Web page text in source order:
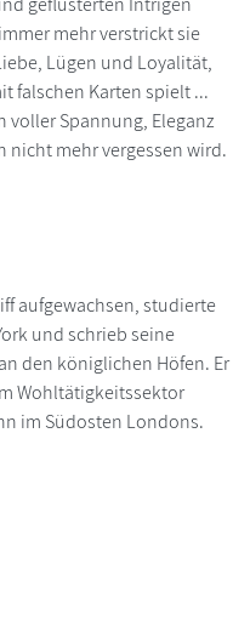
mehr verstrickt sie
Lügen und Loyalität,
falschen Karten spielt ...
voller Spannung, Eleganz
nicht mehr vergessen wird.
aufgewachsen, studierte
und schrieb seine
den königlichen Höfen. Er
Wohltätigkeitssektor
im Südosten Londons.